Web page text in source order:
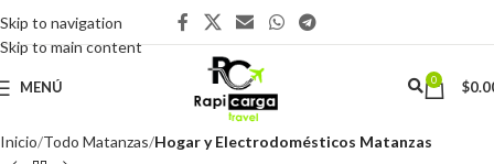
Skip to navigation
Skip to main content
MENÚ 0 $
Inicio Todo Matanzas Hogar y Electrodomésticos Matanzas